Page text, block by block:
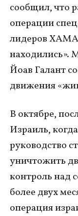
сообщил, что
операции
лидеров
находились».
Йоав Галант
движения
В октябре,
Израиль,
руководство
уничтожить
контроль над
более двух
операция